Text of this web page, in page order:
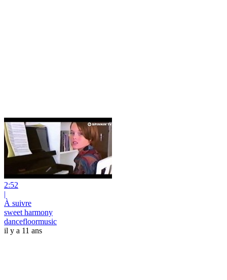
2:52
|
À suivre
sweet harmony
dancefloormusic
il y a 11 ans